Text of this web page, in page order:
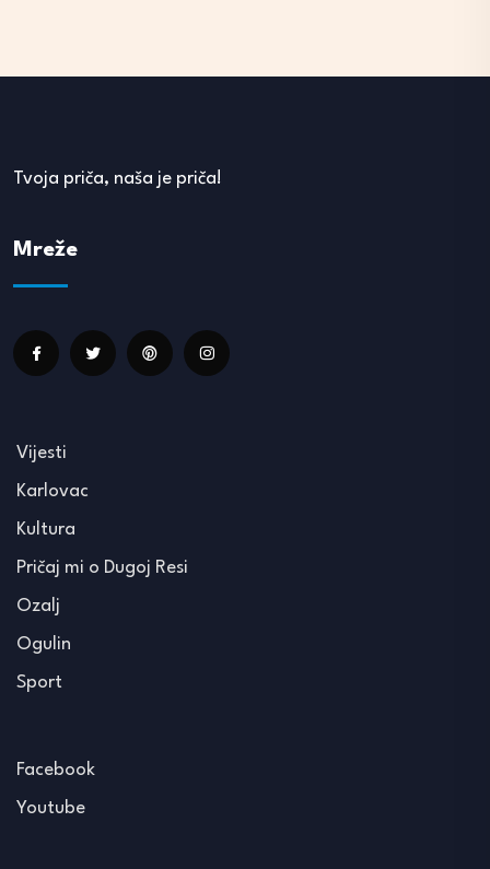
Tvoja priča, naša je priča!
Mreže
Vijesti
Karlovac
Kultura
Pričaj mi o Dugoj Resi
Ozalj
Ogulin
Sport
Facebook
Youtube